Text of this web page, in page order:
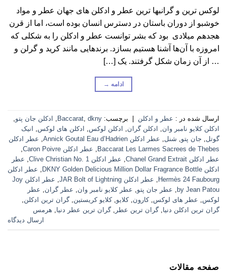
لوکس ترین و گرانبها ترین عطر و ادکلن های جهان عطر و مواد
خوشبو از دوران باستان در دسترس انسان بوده است، اما از قرن
هجدهم میلادی بود که بشر توانست عطر و ادکلن را به شکلی که
امروزه با آن‌ها آشنا هستیم بسازد. برندهایی مانند کرید و گرلن و
… از آن زمان شکل گرفتند. یک […]
ادامه →
ارسال شده در : عطر و ادکلن برچسب: Baccarat dkny ادکلن جان پتو
ادکلن کلایو نامبر وان
ادکلن گران ادکلن لوکس ادکلن های لوکس
انیک
گوتل
جان پتو شنل عطر ادکلن Annick Goutal Eau d’Hadrien
عطر ادکلن
Baccarat Les Larmes Sacrees de Thebes
عطر ادکلن Caron Poivre
عطر ادکلن Chanel Grand Extrait
عطر ادکلن Clive Christian No. 1
عطر
ادکلن DKNY Golden Delicious Million Dollar Fragrance Bottle
عطر ادکلن
Hermès 24 Faubourg
عطر ادکلن JAR Bolt of Lightning
عطر ادکلن Joy
by Jean Patou
عطر جان پتو عطر کلایو نامبر وان عطر گران
عطر
لوکس
عطر های لوکس ,کارون ,کلایو ,کلایو کریستین ,گران ترین ادکلن
گران ترین ادکلن دنیا ,گران ترین عطر ,گران ترین عطر دنیا
هرمس
ارسال دیدگاه
صفحه مقالات